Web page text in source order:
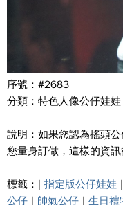
序號 : #2683
分類 : 特色人像公仔娃
說明 : 如果您認為搖頭
您量身訂做，這樣的資
標籤 : | 指定版公仔娃娃 |
公仔 | 帥氣公仔 | 生日禮